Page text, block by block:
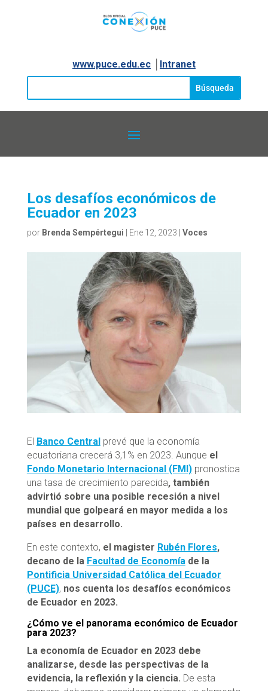
www.puce.edu.ec│ Intranet
Los desafíos económicos de
Ecuador en 2023
por Brenda Sempértegui Ene 12, 2023 Voces
El Banco Central prevé que la economía
ecuatoriana crecerá 3,1% en 2023. Aunque el
Fondo Monetario Internacional (FMI) pronostica
una tasa de crecimiento parecida, también
advirtió sobre una posible recesión a nivel
mundial que golpeará en mayor medida a los
países en desarrollo.
En este contexto, el magister Rubén Flores,
decano de la Facultad de Economíade la
Pontificia Universidad Católica del Ecuador
(PUCE), nos cuenta los desafíos económicos
de Ecuador en 2023.
¿Cómo ve el panorama económico de Ecuador
para 2023?
La economía de Ecuador en 2023 debe
analizarse, desde las perspectivas de la
evidencia, la reflexión y la ciencia. De esta